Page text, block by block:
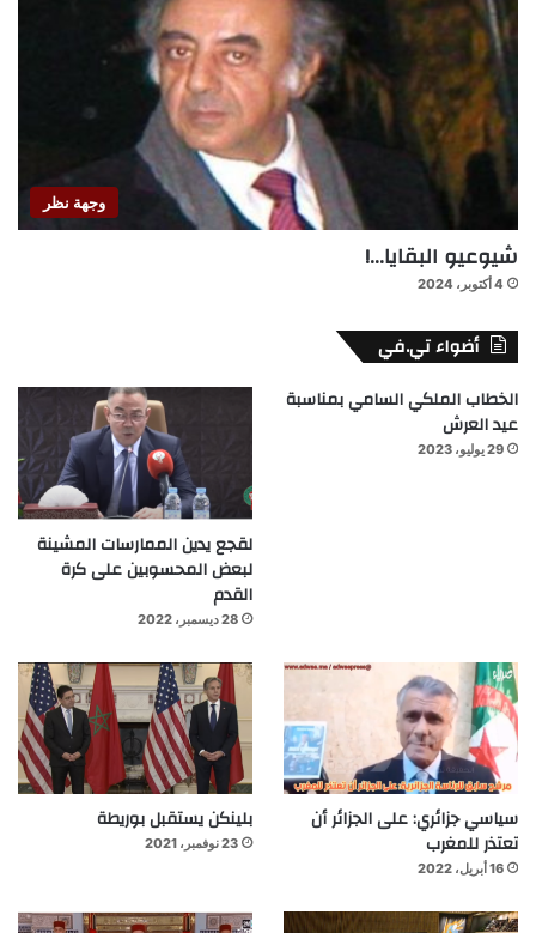
وجهة نظر
شيوعيو البقايا…!
4 أكتوبر، 2024
أضواء تي.في
الخطاب الملكي السامي بمناسبة
عيد العرش
29 يوليو، 2023
لقجع يدين الممارسات المشينة
لبعض المحسوبين على كرة
القدم
28 ديسمبر، 2022
سياسي جزائري: على الجزائر أن
تعتذر للمغرب
16 أبريل، 2022
بلينكن يستقبل بوريطة
23 نوفمبر، 2021